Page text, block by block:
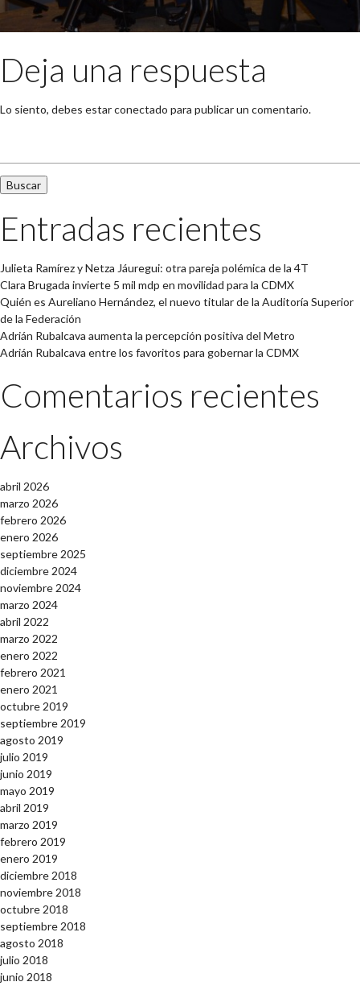
Deja una respuesta
Lo siento, debes estarconectado para publicar un comentario.
Entradas recientes
Julieta Ramírez y Netza Jáuregui: otra pareja polémica de la 4T
Clara Brugada invierte 5 mil mdp en movilidad para la CDMX
Quién es Aureliano Hernández, el nuevo titular de la Auditoría Superior
de la Federación
Adrián Rubalcava aumenta la percepción positiva del Metro
Adrián Rubalcava entre los favoritos para gobernar la CDMX
Comentarios recientes
Archivos
abril 2026
marzo 2026
febrero 2026
enero 2026
septiembre 2025
diciembre 2024
noviembre 2024
marzo 2024
abril 2022
marzo 2022
enero 2022
febrero 2021
enero 2021
octubre 2019
septiembre 2019
agosto 2019
julio 2019
junio 2019
mayo 2019
abril 2019
marzo 2019
febrero 2019
enero 2019
diciembre 2018
noviembre 2018
octubre 2018
septiembre 2018
agosto 2018
julio 2018
junio 2018